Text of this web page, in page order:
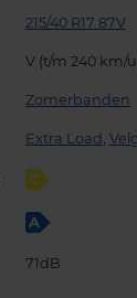
215/40 R17 87V
V (t/m 240 km/
Zomerbanden
Extra Load ,
C
A
71dB